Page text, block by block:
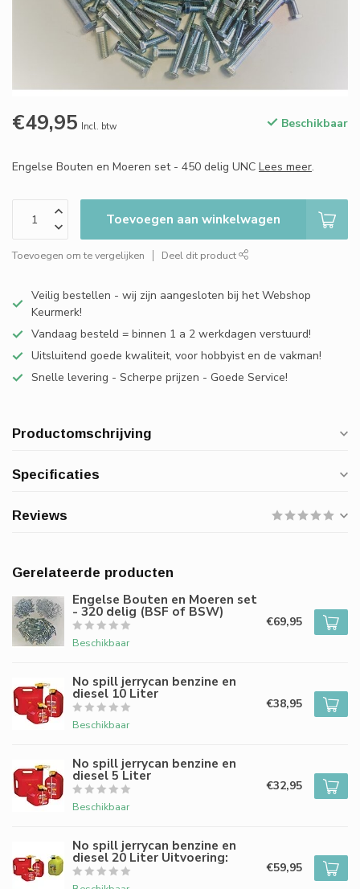
€49,95 Incl. btw Beschikbaar
Engelse Bouten en Moeren set - 450 delig UNC Lees meer.
Toevoegen aan winkelwagen
Toevoegen om te vergelijken Deel dit product
Veilig bestellen - wij zijn aangesloten bij het Webshop
Keurmerk!
Vandaag besteld = binnen 1 a 2 werkdagen verstuurd!
Uitsluitend goede kwaliteit, voor hobbyist en de vakman!
Snelle levering - Scherpe prijzen - Goede Service!
Productomschrijving
Specificaties
Reviews
Gerelateerde producten
Engelse Bouten en Moeren set
- 320 delig (BSF of BSW)
Beschikbaar
€69,95
No spill jerrycan benzine en
diesel 10 Liter
Beschikbaar
€38,95
No spill jerrycan benzine en
diesel 5 Liter
Beschikbaar
€32,95
No spill jerrycan benzine en
diesel 20 Liter Uitvoering:
€59,95